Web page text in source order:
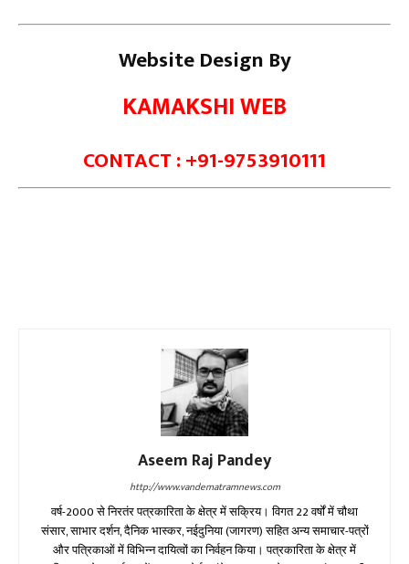
Website Design By
KAMAKSHI WEB
CONTACT : +91-9753910111
Aseem Raj Pandey
http://www.vandematramnews.com
वर्ष-2000 से निरतंर पत्रकारिता के क्षेत्र में सक्रिय। विगत 22 वर्षों में चौथा
संसार, साभार दर्शन, दैनिक भास्कर, नईदुनिया (जागरण) सहित अन्य समाचार-पत्रों
और पत्रिकाओं में विभिन्न दायित्वों का निर्वहन किया। पत्रकारिता के क्षेत्र में